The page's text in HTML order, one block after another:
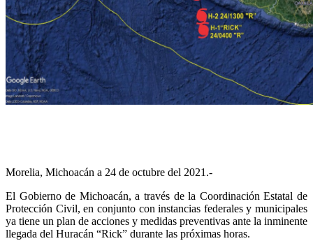
Morelia, Michoacán a 24 de octubre del 2021.-
El Gobierno de Michoacán, a través de la Coordinación Estatal de
Protección Civil, en conjunto con instancias federales y municipales
ya tiene un plan de acciones y medidas preventivas ante la inminente
llegada del Huracán “Rick” durante las próximas horas.